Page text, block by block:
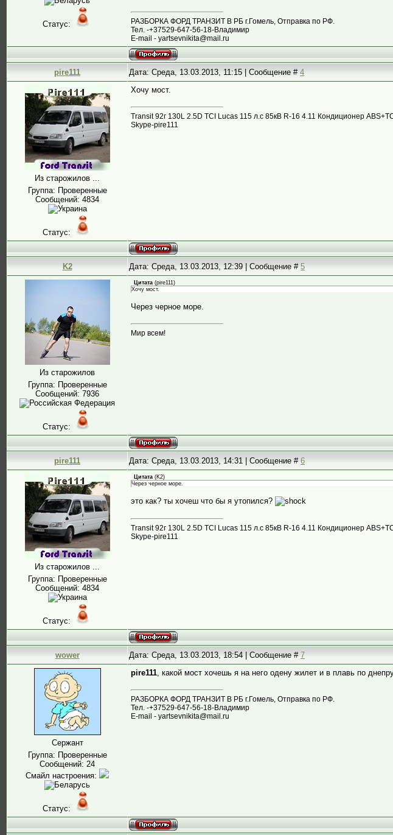
Статус:
РАЗБОРКА ФОРД ТРАНЗИТ В РБ г.Гомель, Отправка по РФ.
Тел. -+37529-647-56-18-Владимир
E-mail - yartsevnikita@mail.ru
pire111 Дата: Среда, 13.03.2013, 11:15 | Сообщение #4
Из старожилов ...
Группа: Проверенные
Сообщений: 4834
Статус:
Хочу мост.
Transit 92г 130L 2.5D TCI Lucas 115 л.с 85кВ R-16 4.11 Кондиционер
Skype-pire111
K2 Дата: Среда, 13.03.2013, 12:39 | Сообщение #5
Из старожилов
Группа: Проверенные
Сообщений: 7936
Статус:
Цитата (pire111)
Хочу мост.
Через черное море.
Мир всем!
pire111 Дата: Среда, 13.03.2013, 14:31 | Сообщение #6
Из старожилов ...
Группа: Проверенные
Сообщений: 4834
Статус:
Цитата (K2)
Через черное море.
это как? ты хочеш что бы я утопился?
Transit 92г 130L 2.5D TCI Lucas 115 л.с 85кВ R-16 4.11 Кондиционер
Skype-pire111
wower Дата: Среда, 13.03.2013, 18:54 | Сообщение #7
Сержант
Группа: Проверенные
Сообщений: 24
Смайл настроения:
Статус:
pire111, какой мост хочешь я на него одену жилет и в плавь по
РАЗБОРКА ФОРД ТРАНЗИТ В РБ г.Гомель, Отправка по РФ.
Тел. -+37529-647-56-18-Владимир
E-mail - yartsevnikita@mail.ru